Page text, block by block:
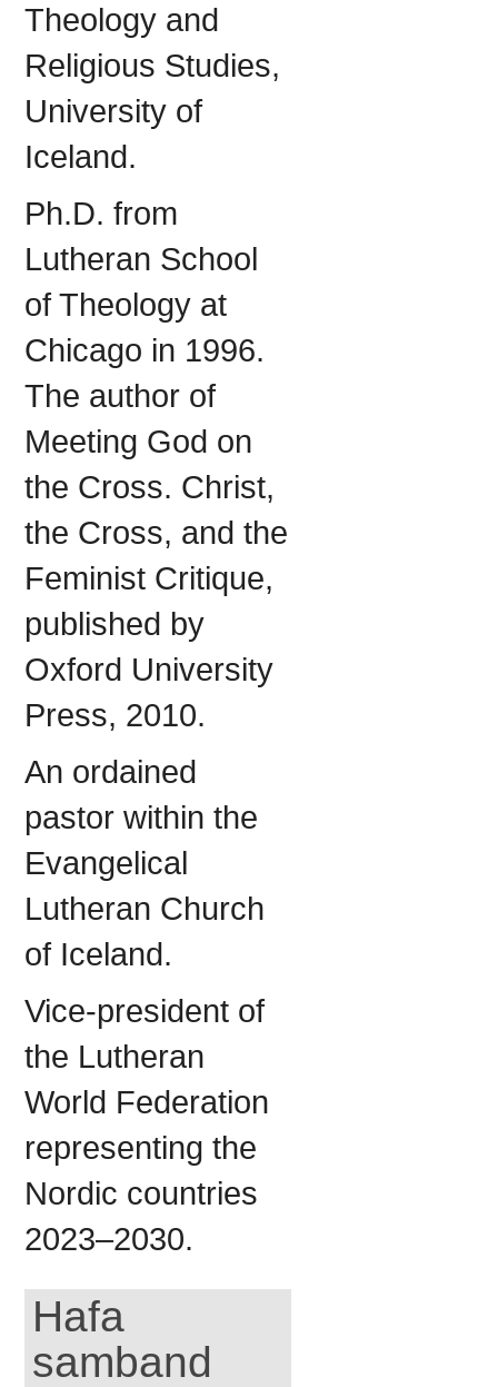
Theology and
Religious Studies,
University of
Iceland.
Ph.D. from
Lutheran School
of Theology at
Chicago in 1996.
The author of
Meeting God on
the Cross. Christ,
the Cross, and the
Feminist Critique,
published by
Oxford University
Press, 2010.
An ordained
pastor within the
Evangelical
Lutheran Church
of Iceland.
Vice-president of
the Lutheran
World Federation
representing the
Nordic countries
2023–2030.
Hafa
samband